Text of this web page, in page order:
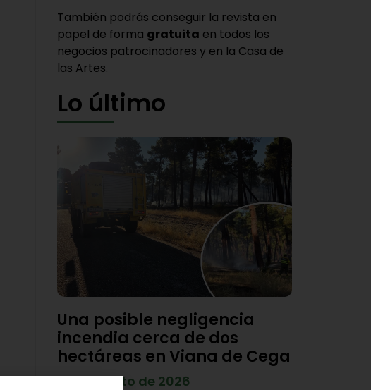
También podrás conseguir la revista en
papel de forma gratuita en todos los
negocios patrocinadores y en la Casa de
las Artes.
Lo último
Una posible negligencia
incendia cerca de dos
hectáreas en Viana de Cega
7 de agosto de 2026